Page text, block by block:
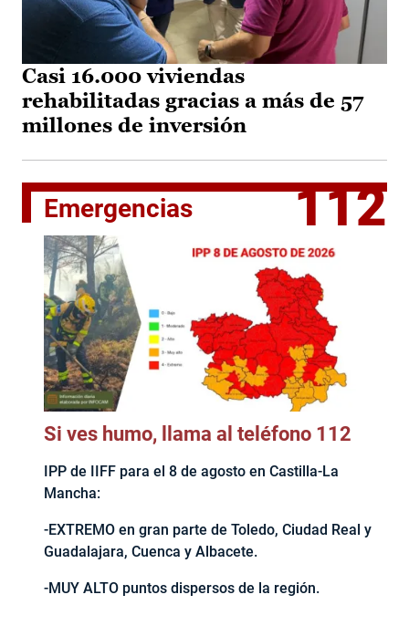
Casi 16.000 viviendas
rehabilitadas gracias a más de 57
millones de inversión
Emergencias 112
Si ves humo, llama al teléfono 112
IPP de IIFF para el 8 de agosto en Castilla-La
Mancha:
-EXTREMO en gran parte de Toledo, Ciudad Real y
Guadalajara, Cuenca y Albacete.
-MUY ALTO puntos dispersos de la región.